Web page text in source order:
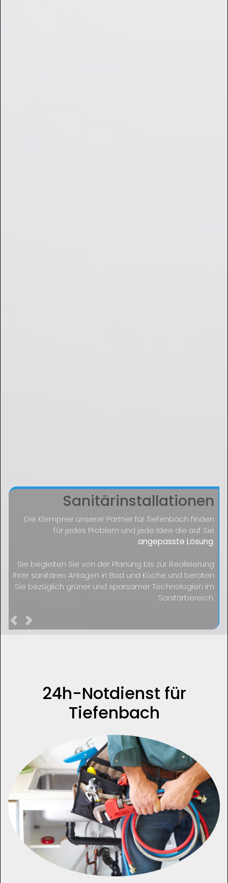
Sanitärinstallationen
Die Klempner unserer Partner für Tiefenbach finden
für jedes Problem und jede Idee die auf Sie
angepasste Lösung.
Sie begleiten Sie von der Planung bis zur Realisierung
Ihrer sanitären Anlagen in Bad und Küche und beraten
Sie bezüglich grüner und sparsamer Technologien im
Sanitärbereich.
Previous
24h-Notdienst für
Tiefenbach